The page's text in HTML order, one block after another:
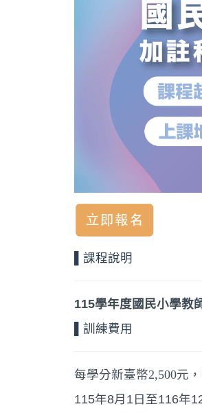
▌課程說明
115學年度國民小學教
▌訓練費用
每學分新臺幣2,500元
115年8月1日至116年